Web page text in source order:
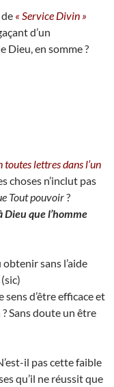
« Service Divin »
d’un
Dieu, en somme ?
toutes lettres dans l’un
choses n’inclut pas
Tout pouvoir?
Dieu que l’homme
sans l’aide
sens d’être efficace et
Sans doute un être
il pas cette faible
qu’il ne réussit que